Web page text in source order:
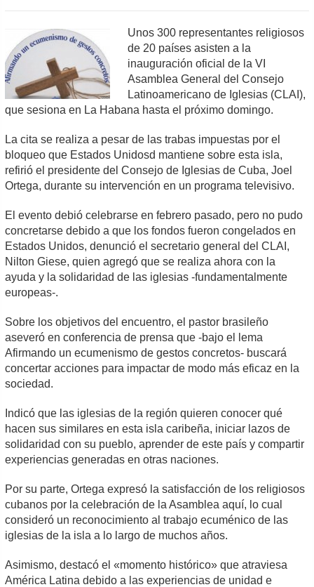
Unos 300 representantes religiosos
de 20 países asisten a la
inauguración oficial de la VI
Asamblea General del Consejo
Latinoamericano de Iglesias (CLAI),
que sesiona en La Habana hasta el próximo domingo.
La cita se realiza a pesar de las trabas impuestas por el
bloqueo que Estados Unidosd mantiene sobre esta isla,
refirió el presidente del Consejo de Iglesias de Cuba, Joel
Ortega, durante su intervención en un programa televisivo.
El evento debió celebrarse en febrero pasado, pero no pudo
concretarse debido a que los fondos fueron congelados en
Estados Unidos, denunció el secretario general del CLAI,
Nilton Giese, quien agregó que se realiza ahora con la
ayuda y la solidaridad de las iglesias -fundamentalmente
europeas-.
Sobre los objetivos del encuentro, el pastor brasileño
aseveró en conferencia de prensa que -bajo el lema
Afirmando un ecumenismo de gestos concretos- buscará
concertar acciones para impactar de modo más eficaz en la
sociedad.
Indicó que las iglesias de la región quieren conocer qué
hacen sus similares en esta isla caribeña, iniciar lazos de
solidaridad con su pueblo, aprender de este país y compartir
experiencias generadas en otras naciones.
Por su parte, Ortega expresó la satisfacción de los religiosos
cubanos por la celebración de la Asamblea aquí, lo cual
consideró un reconocimiento al trabajo ecuménico de las
iglesias de la isla a lo largo de muchos años.
Asimismo, destacó el «momento histórico» que atraviesa
América Latina debido a las experiencias de unidad e